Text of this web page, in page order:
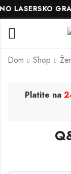
Dom Shop
Platite na